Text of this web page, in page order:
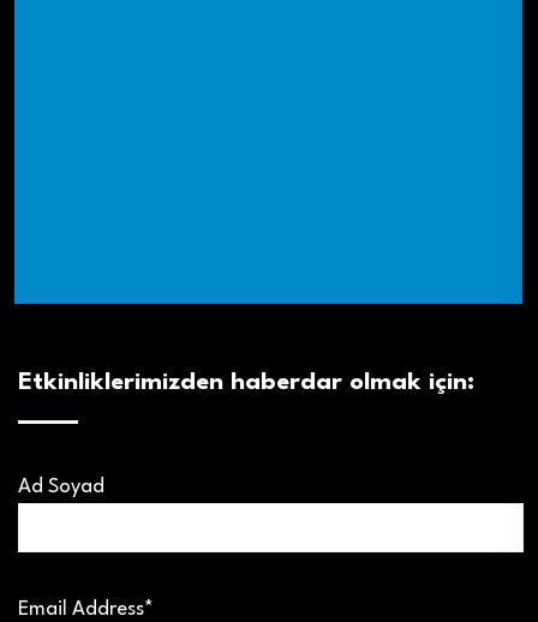
Etkinliklerimizden haberdar olmak için:
Ad Soyad
Email Address*